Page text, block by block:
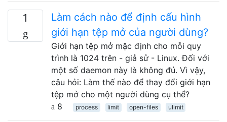
1
Làm cách nào để định cấu hình
giới hạn tệp mở của người dùng?
Giới hạn tệp mở mặc định cho mỗi quy
trình là 1024 trên - giả sử - Linux. Đối với
một số daemon này là không đủ. Vì vậy,
câu hỏi: Làm thế nào để thay đổi giới hạn
tệp mở cho một người dùng cụ thể?
8
process limit open-files ulimit